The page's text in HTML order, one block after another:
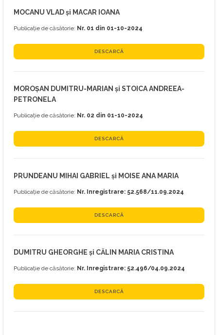
MOCANU VLAD și MACAR IOANA
Publicație de căsătorie: Nr. 01 din 01-10-2024
DESCARCĂ
MOROŞAN DUMITRU-MARIAN și STOICA ANDREEA-
PETRONELA
Publicație de căsătorie: Nr. 02 din 01-10-2024
DESCARCĂ
PRUNDEANU MIHAI GABRIEL și MOISE ANA MARIA
Publicație de căsătorie: Nr. Inregistrare: 52.568/11.09.2024
DESCARCĂ
DUMITRU GHEORGHE și CĂLIN MARIA CRISTINA
Publicație de căsătorie: Nr. Inregistrare: 52.496/04.09.2024
DESCARCĂ